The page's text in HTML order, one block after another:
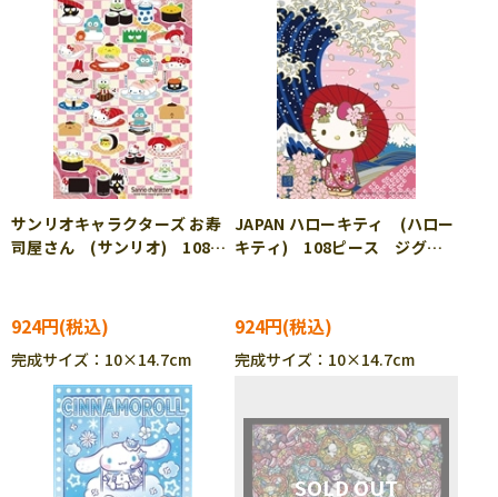
サンリオキャラクターズ お寿
司屋さん (サンリオ) 108ピ
924円
完成サイズ：10×14.7cm
JAPAN ハローキティ (ハロー
キティ) 108ピース ジグソ
924円
完成サイズ：10×14.7cm